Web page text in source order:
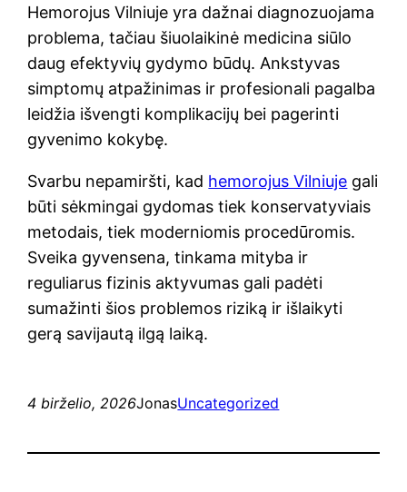
Hemorojus Vilniuje yra dažnai diagnozuojama
problema, tačiau šiuolaikinė medicina siūlo
daug efektyvių gydymo būdų. Ankstyvas
simptomų atpažinimas ir profesionali pagalba
leidžia išvengti komplikacijų bei pagerinti
gyvenimo kokybę.
Svarbu nepamiršti, kad hemorojus Vilniuje gali
būti sėkmingai gydomas tiek konservatyviais
metodais, tiek moderniomis procedūromis.
Sveika gyvensena, tinkama mityba ir
reguliarus fizinis aktyvumas gali padėti
sumažinti šios problemos riziką ir išlaikyti
gerą savijautą ilgą laiką.
4 birželio, 2026JonasUncategorized